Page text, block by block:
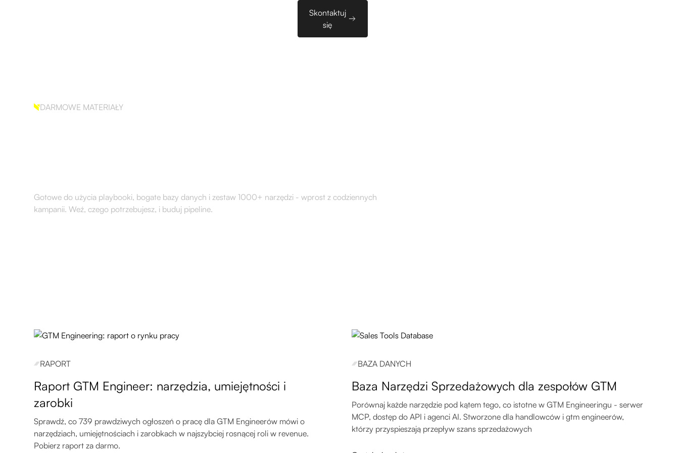
Skontaktuj
się
DARMOWE MATERIAŁY
Gotowe do użycia playbooki, bogate bazy danych i zestaw 1000+ narzędzi - wprost z codziennych
kampanii. Weź, czego potrzebujesz, i buduj pipeline.
RAPORT
Raport GTM Engineer: narzędzia, umiejętności i
zarobki
Sprawdź, co 739 prawdziwych ogłoszeń o pracę dla GTM Engineerów mówi o
narzędziach, umiejętnościach i zarobkach w najszybciej rosnącej roli w revenue.
Pobierz raport za darmo.
BAZA DANYCH
Baza Narzędzi Sprzedażowych dla zespołów GTM
Porównaj każde narzędzie pod kątem tego, co istotne w GTM Engineeringu - serwer
MCP, dostęp do API i agenci AI. Stworzone dla handlowców i gtm engineerów,
którzy przyspieszają przepływ szans sprzedażowych